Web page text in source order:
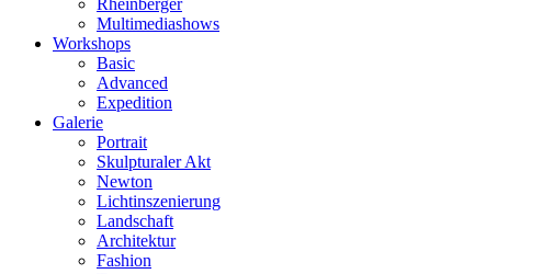
Rheinberger
Multimediashows
Workshops
Basic
Advanced
Expedition
Galerie
Portrait
Skulpturaler Akt
Newton
Lichtinszenierung
Landschaft
Architektur
Fashion